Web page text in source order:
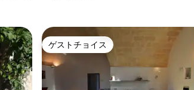
ゲストチョイス
ゲストチョイス